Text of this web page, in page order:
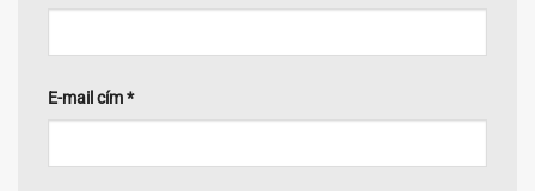
E-mail cím*